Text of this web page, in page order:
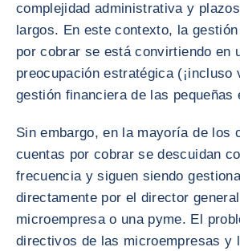
complejidad administrativa y
largos. En este contexto, la
por cobrar se está convirtiendo en
preocupación estratégica (¡incluso
gestión financiera de las pequeñas
Sin embargo, en la mayoría de los
cuentas por cobrar se descuidan
frecuencia y siguen siendo
directamente por el director
microempresa o una pyme. El
directivos de las microempresas y